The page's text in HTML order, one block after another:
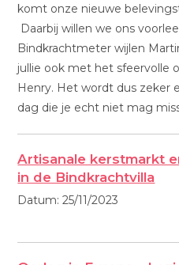
komt onze nieuwe
Daarbij willen we ons
Bindkrachtmeter wijlen
jullie ook met het sfeervolle
Henry. Het wordt dus zeker
dag die je echt niet mag
Artisanale kerstmarkt
in de Bindkrachtvilla
Datum:25/11/2023